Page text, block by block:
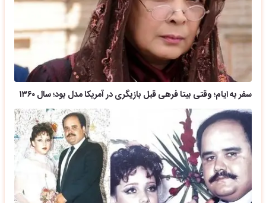
سفر به ایام؛ وقتی بیتا فرهی قبل بازیگری در آمریکا مدل بود؛ سال ۱۳۶۰